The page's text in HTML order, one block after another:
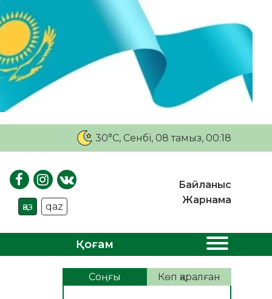
30°C, Сенбі, 08 тамыз, 00:18
қаз qaz
Байланыс
Жарнама
Қоғам
Соңғы Көп қаралған